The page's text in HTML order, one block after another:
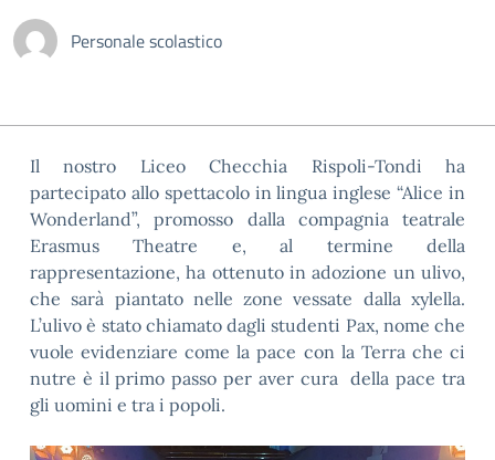
Personale scolastico
Il nostro Liceo Checchia Rispoli-Tondi ha
partecipato allo spettacolo in lingua inglese “Alice in
Wonderland”, promosso dalla compagnia teatrale
Erasmus Theatre e, al termine della
rappresentazione, ha ottenuto in adozione un ulivo,
che sarà piantato nelle zone vessate dalla xylella.
L’ulivo è stato chiamato dagli studenti Pax, nome che
vuole evidenziare come la pace con la Terra che ci
nutre è il primo passo per aver cura della pace tra
gli uomini e tra i popoli.